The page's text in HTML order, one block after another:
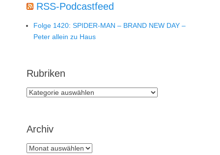
RSS-Podcastfeed
Folge 1420: SPIDER-MAN – BRAND NEW DAY –
Peter allein zu Haus
Rubriken
Rubriken
Archiv
Archiv